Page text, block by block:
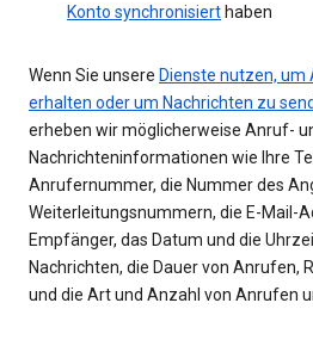
Konto synchronisiert haben
Wenn Sie unsere Dienste nutzen,
erhalten oder um Nachrichten zu
erheben wir möglicherweise Anruf-
Nachrichteninformationen wie Ihre
Anrufernummer, die Nummer des
Weiterleitungsnummern, die E-Mail-
Empfänger, das Datum und die
Nachrichten, die Dauer von Anrufen,
und die Art und Anzahl von Anrufen